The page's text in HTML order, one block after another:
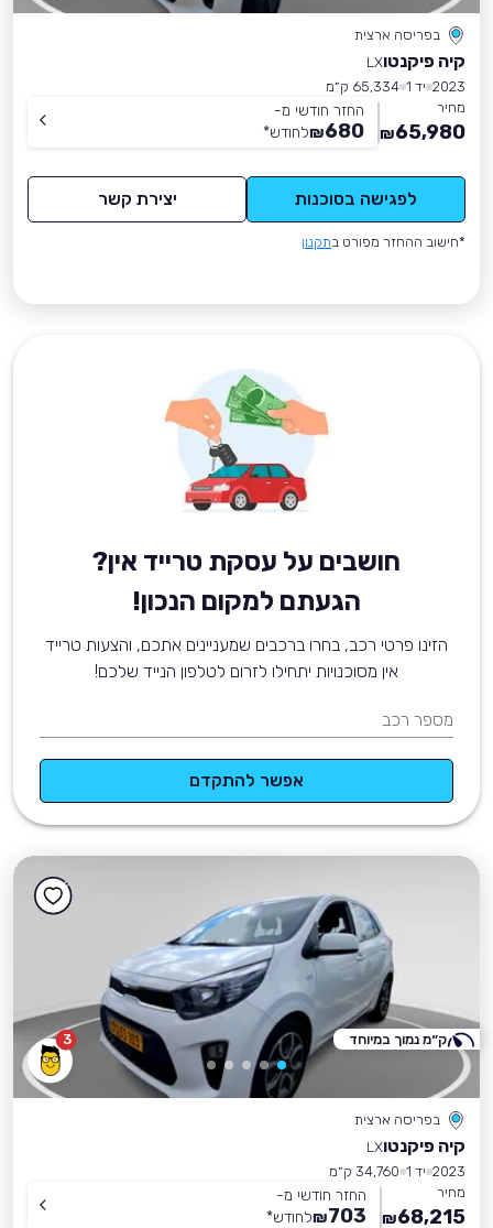
בפריסה ארצית
קיה פיקנטוLX
2023 יד 1
65,334 ק״מ
מחיר
65,980
₪
החזר חודשי מ-
680
₪לחודש*
לפגישה בסוכנות יצירת קשר
*חישוב ההחזר מפורט בתקנון
חושבים על עסקת טרייד אין?
הגעתם למקום הנכון!
הזינו פרטי רכב, בחרו ברכבים שמעניינים אתכם, והצעות טרייד
אין מסוכנויות יתחילו לזרום לטלפון הנייד שלכם!
מספר רכב
אפשר להתקדם
3
בפריסה ארצית
קיה פיקנטוLX
2023 יד 1
34,760 ק״מ
מחיר
68,215
₪
החזר חודשי מ-
703
₪לחודש*
ק״מ נמוך במיוחד